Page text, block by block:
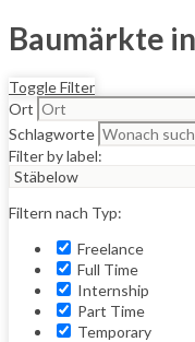
Baumärkte
Toggle Filter
Ort
Schlagworte
Filter by label:
Filtern nach Typ:
Freelance
Full Time
Internship
Part Time
Temporary